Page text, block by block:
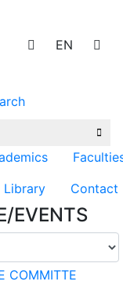
EN
Library Contact
EVENTS
COMMITTE